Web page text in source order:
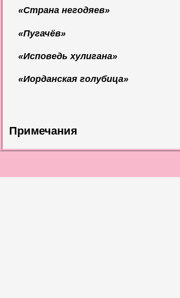
«Страна негодяев»
«Пугачёв»
«Исповедь хулигана»
«Иорданская голубица»
Примечания